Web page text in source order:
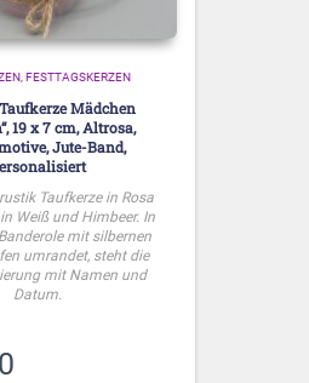
FESTTAGSKERZEN
Mädchen
19 x 7 cm, Altrosa,
Jute-Band,
Taufkerze in Rosa
Weiß und Himbeer. In
mit silbernen
umrandet, steht die
mit Namen und
Datum.